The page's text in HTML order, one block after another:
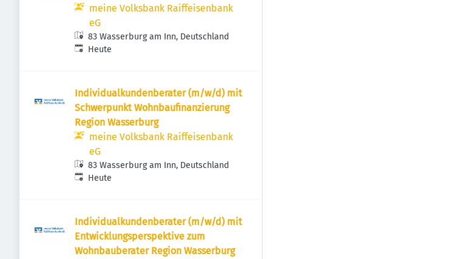
meine Volksbank Raiffeisenbank
eG
83 Wasserburg am Inn, Deutschland
Veröffentlicht
Heute
Individualkundenberater (m/w/d) mit
Schwerpunkt Wohnbaufinanzierung
Region Wasserburg
meine Volksbank Raiffeisenbank
eG
83 Wasserburg am Inn, Deutschland
Veröffentlicht
Heute
Individualkundenberater (m/w/d) mit
Entwicklungsperspektive zum
Wohnbauberater Region Wasserburg